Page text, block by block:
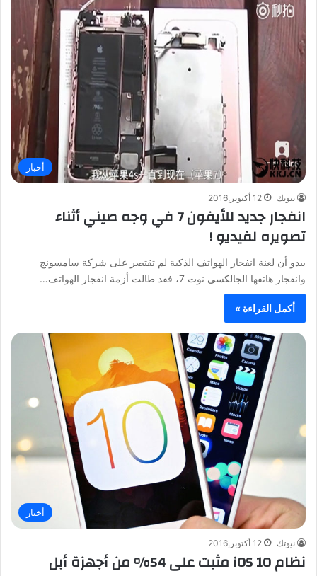
أخبار
نيوتك 12 أكتوبر,2016
انفجار جديد للأيفون 7 في وجه صيني أثناء
تصويره لفيديو !
يبدو أن لعنة انفجار الهواتف الذكية لم تقتصر على شركة سامسونج
وانفجار هاتفها الجالكسي نوت 7، فقد طالت أزمة انفجار الهواتف…
أكمل القراءة »
أخبار
نيوتك 12 أكتوبر,2016
نظام iOS 10 مثبت على 54% من أجهزة أبل